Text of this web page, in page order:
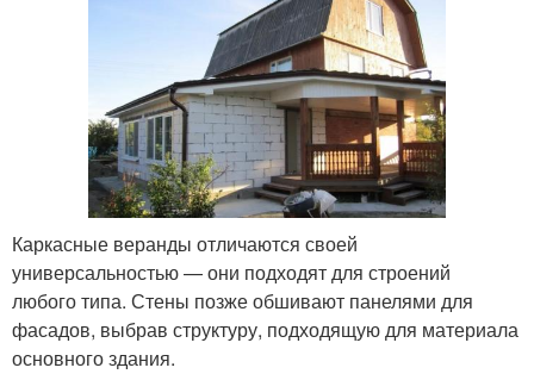
Каркасные веранды отличаются своей
универсальностью — они подходят для строений
любого типа. Стены позже обшивают панелями для
фасадов, выбрав структуру, подходящую для материала
основного здания.